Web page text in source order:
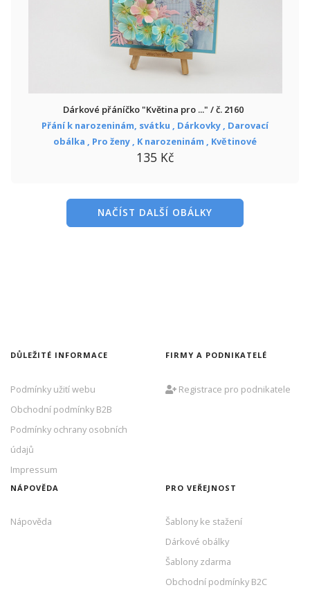
Dárkové přáníčko "Květina pro ..." / č. 2160
Přání k narozeninám, svátku , Dárkovky , Darovací
obálka , Pro ženy , K narozeninám , Květinové
135 Kč
NAČÍST DALŠÍ OBÁLKY
DŮLEŽITÉ INFORMACE
Podmínky užití webu
Obchodní podmínky B2B
Podmínky ochrany osobních
údajů
Impressum
FIRMY A PODNIKATELÉ
Registrace pro podnikatele
NÁPOVĚDA
Nápověda
PRO VEŘEJNOST
Šablony ke stažení
Dárkové obálky
Šablony zdarma
Obchodní podmínky B2C